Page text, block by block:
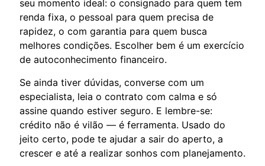
seu momento ideal: o consignado para quem tem
renda fixa, o pessoal para quem precisa de
rapidez, o com garantia para quem busca
melhores condições. Escolher bem é um exercício
de autoconhecimento financeiro.
Se ainda tiver dúvidas, converse com um
especialista, leia o contrato com calma e só
assine quando estiver seguro. E lembre-se:
crédito não é vilão — é ferramenta. Usado do
jeito certo, pode te ajudar a sair do aperto, a
crescer e até a realizar sonhos com planejamento.